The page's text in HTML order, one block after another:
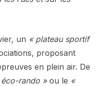
un « plateau sportif
proposant
en plein air. De
éco-rando »ou le «